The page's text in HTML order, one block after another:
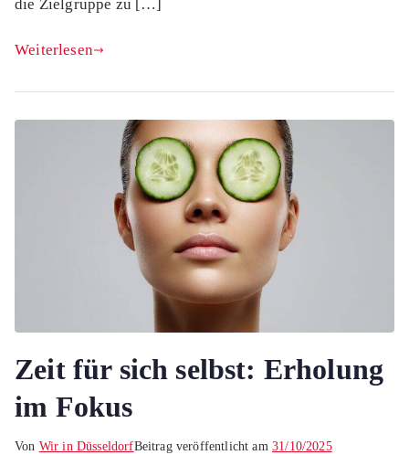
die Zielgruppe zu […]
Weiterlesen
Zeit für sich selbst: Erholung
im Fokus
Von Wir in DüsseldorfBeitrag veröffentlicht am 31/10/2025